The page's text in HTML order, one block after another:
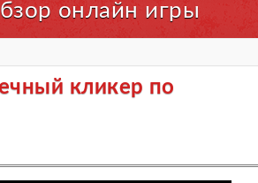
онлайн игры
кликер по